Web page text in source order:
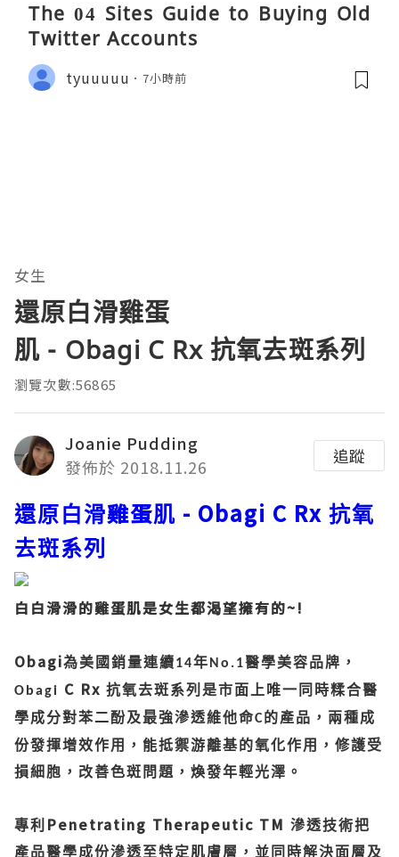
The 04 Sites Guide to Buying Old
Twitter Accounts
tyuuuuu 7小時前
女生
還原白滑雞蛋
肌 - Obagi C Rx 抗氧去斑系列
瀏覽次數:56865
Joanie Pudding
發佈於 2018.11.26
追蹤
還原白滑雞蛋肌 - Obagi C Rx 抗氧
去斑系列
白白滑滑的雞蛋肌是女生都渴望擁有的~!
Obagi為美國銷量連續14年No.1醫學美容品牌，
Obagi C Rx 抗氧去斑系列是市面上唯一同時糅合醫
學成分對苯二酚及最強滲透維他命C的產品，兩種成
份發揮增效作用，能抵禦游離基的氧化作用，修護受
損細胞，改善色斑問題，煥發年輕光澤。
專利 Penetrating Therapeutic TM 滲透技術把
產品醫學成份滲透至特定肌膚層，並同時解決面層及